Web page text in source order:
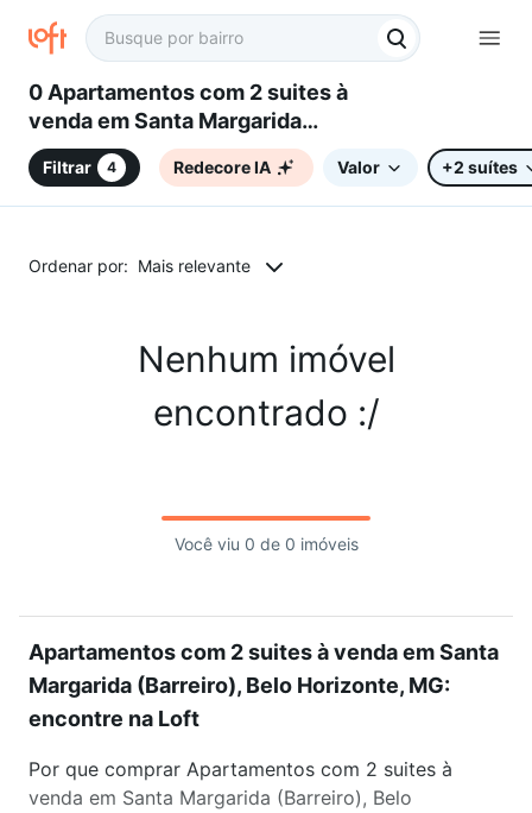
0 Apartamentos com 2 suites à
venda em Santa Margarida
(Barreiro), Belo Horizonte, MG
Filtrar 4 Redecore IA Valor +2 suítes
Ordenar por: Mais relevante
Nenhum imóvel
encontrado :/
Você viu 0 de 0 imóveis
Apartamentos com 2 suites à venda em Santa
Margarida (Barreiro), Belo Horizonte, MG:
encontre na Loft
Por que comprar Apartamentos com 2 suites à
venda em Santa Margarida (Barreiro), Belo